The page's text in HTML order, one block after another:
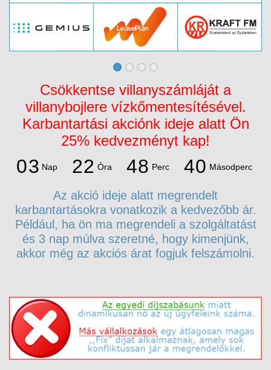
Csökkentse villanyszámláját a
villanybojlere vízkőmentesítésével.
Karbantartási akciónk ideje alatt Ön
25% kedvezményt kap!
03 Nap
2
2
2
2 Óra
4
8
8 Perc 3
4
9
0
Másodperc
Az akció ideje alatt megrendelt
karbantartásokra vonatkozik a kedvezőbb ár.
Például, ha ön ma megrendeli a szolgáltatást
és 3 nap múlva szeretné, hogy kimenjünk,
akkor még az akciós árat fogjuk felszámolni.